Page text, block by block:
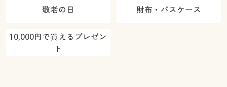
敬老の日 財布・パスケース
10,000円で買えるプレゼン
ト